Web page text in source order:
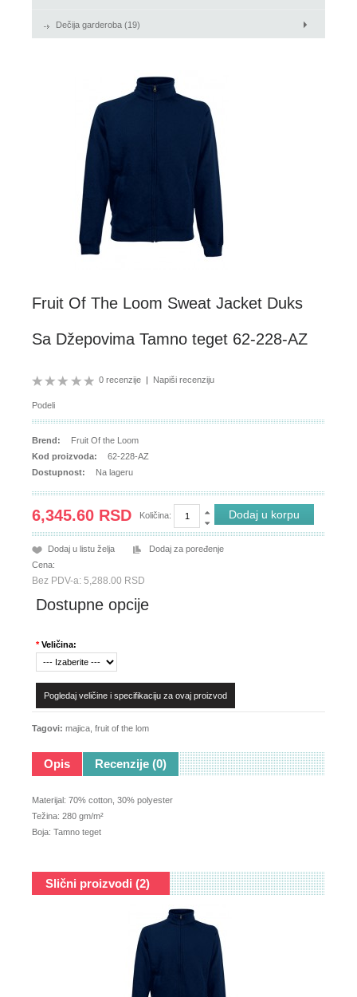
Dečija garderoba (19)
Fruit Of The Loom Sweat Jacket Duks
Sa Džepovima Tamno teget 62-228-AZ
0 recenzije | Napiši recenziju
Podeli
Brend:
Fruit Of the Loom
Kod proizvoda:
62-228-AZ
Dostupnost:
Na lageru
6,345.60 RSD Količina:
Dodaj u listu želja
Dodaj za poređenje
Cena:
Bez PDV-a: 5,288.00 RSD
Dostupne opcije
* Veličina:
Pogledaj veličine i specifikaciju za ovaj proizvod
Tagovi: majica fruit of the lom
Opis Recenzije (0)
Materijal: 70% cotton, 30% polyester
Težina: 280 gm/m²
Boja: Tamno teget
Slični proizvodi (2)